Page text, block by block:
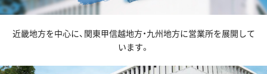
近畿地方を中心に、関東甲信越地方・九州地方に営業所を展開して
います。